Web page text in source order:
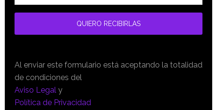
Al enviar este formulario está aceptando la totalidad
de condiciones del
Aviso Legaly
Política de Privacidad